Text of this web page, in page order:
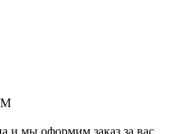
и мы оформим заказ за вас,